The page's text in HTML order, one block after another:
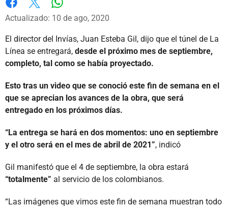
Facebook
X
Actualizado: 10 de ago, 2020
El director del Invías, Juan Esteba Gil, dijo que el túnel de La
Línea se entregará, desde el próximo mes de septiembre,
completo, tal como se había proyectado.
Esto tras un video que se conoció este fin de semana en el
que se aprecian los avances de la obra, que será
entregado en los próximos días.
“La entrega se hará en dos momentos: uno en septiembre
y el otro será en el mes de abril de 2021”, indicó
Gil manifestó que el 4 de septiembre, la obra estará
“totalmente” al servicio de los colombianos.
“Las imágenes que vimos este fin de semana muestran todo